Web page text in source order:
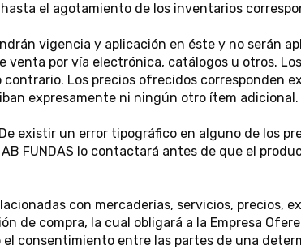
el agotamiento de los inventarios
vigencia y aplicación en éste y no serán
por vía electrónica, catálogos u otros.
Los precios ofrecidos corresponden
expresamente ni ningún otro ítem adicional.
existir un error tipográfico en alguno de los
FUNDAS lo contactará antes de que el
con mercaderías, servicios, precios,
de compra, la cual obligará a la Empresa
consentimiento entre las partes de una